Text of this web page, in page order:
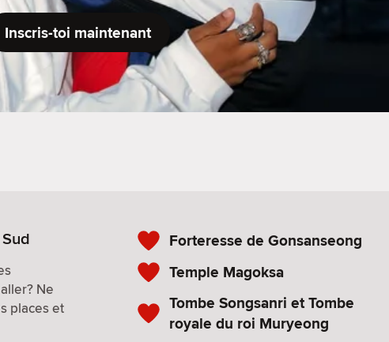
Inscris-toi maintenant
Ne
places et
Forteresse de Gonsanseong
Temple Magoksa
Tombe Songsanri et Tombe
royale du roi Muryeong